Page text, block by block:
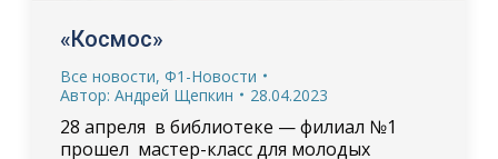
«Космос»
Все новости, Ф1-Новости
Автор: Андрей Щепкин 28.04.2023
28 апреля в библиотеке — филиал №1
прошел мастер-класс для молодых